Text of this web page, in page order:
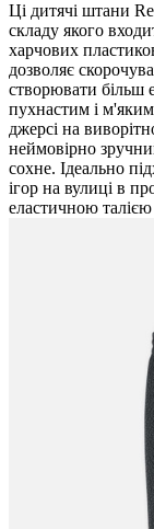
Ці дитячі штани
складу якого
харчових
дозволяє
створювати більш
пухнастим і
джерсі на
неймовірно
сохне. Ідеально
ігор на вулиці в
еластичною